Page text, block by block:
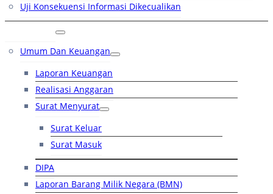
Uji Konsekuensi Informasi Dikecualikan
Umum Dan Keuangan
Laporan Keuangan
Realisasi Anggaran
Surat Menyurat
Surat Keluar
Surat Masuk
DIPA
Laporan Barang Milik Negara (BMN)